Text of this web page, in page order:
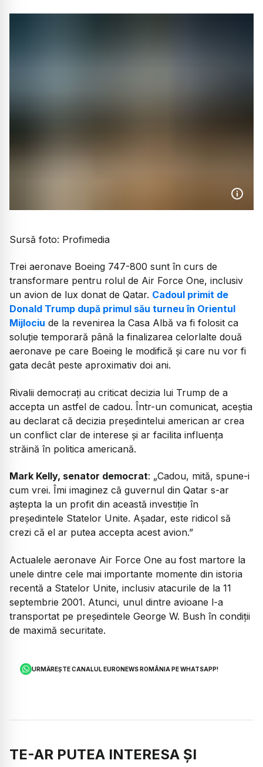
Sursă foto: Profimedia
Trei aeronave Boeing 747-800 sunt în curs de
transformare pentru rolul de Air Force One, inclusiv
un avion de lux donat de Qatar. Cadoul primit de
Donald Trump după primul său turneu în Orientul
Mijlociu de la revenirea la Casa Albă va fi folosit ca
soluție temporară până la finalizarea celorlalte două
aeronave pe care Boeing le modifică și care nu vor fi
gata decât peste aproximativ doi ani.
Rivalii democrați au criticat decizia lui Trump de a
accepta un astfel de cadou. Într-un comunicat, aceștia
au declarat că decizia președintelui american ar crea
un conflict clar de interese și ar facilita influența
străină în politica americană.
Mark Kelly, senator democrat: „Cadou, mită, spune-i
cum vrei. Îmi imaginez că guvernul din Qatar s-ar
aștepta la un profit din această investiție în
președintele Statelor Unite. Așadar, este ridicol să
crezi că el ar putea accepta acest avion.”
Actualele aeronave Air Force One au fost martore la
unele dintre cele mai importante momente din istoria
recentă a Statelor Unite, inclusiv atacurile de la 11
septembrie 2001. Atunci, unul dintre avioane l-a
transportat pe președintele George W. Bush în condiții
de maximă securitate.
URMĂREȘTE CANALUL EURONEWS ROMÂNIA PE WHATSAPP!
TE-AR PUTEA INTERESA ȘI